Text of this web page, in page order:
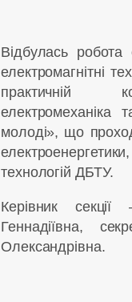
Відбулась
електромагнітні
практичній
електромеханіка
молоді», що
технологій ДБТУ.
Керівник
Геннадіївна,
Олександрівна.